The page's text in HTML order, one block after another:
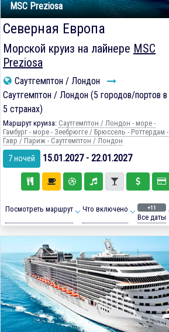
MSC Preziosa
Северная Европа
Морской круиз на лайнере MSC
Preziosa
Саутгемптон / Лондон
Саутгемптон / Лондон (5 городов/портов в
5 странах)
Маршрут круиза: Саутгемптон / Лондон - море -
Гамбург - море - Зеебрюгге / Брюссель - Роттердам -
Гавр / Париж - Саутгемптон / Лондон
7 ночей 15.01.2027 - 22.01.2027
Посмотреть маршрут Что включено +11
Все даты